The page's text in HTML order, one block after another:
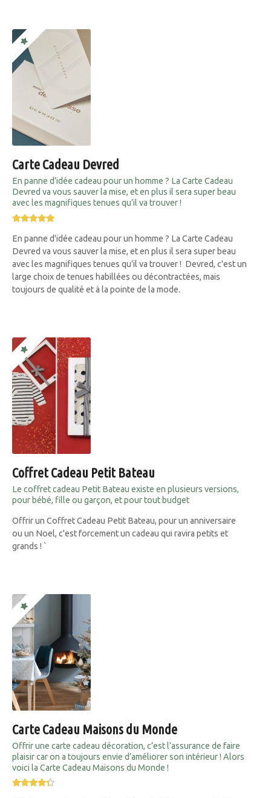
Carte Cadeau Devred
En panne d’idée cadeau pour un homme ? La Carte Cadeau
Devred va vous sauver la mise, et en plus il sera super beau
avec les magnifiques tenues qu’il va trouver !
En panne d'idée cadeau pour un homme ? La Carte Cadeau
Devred va vous sauver la mise, et en plus il sera super beau
avec les magnifiques tenues qu'il va trouver ! Devred, c'est un
large choix de tenues habillées ou décontractées, mais
toujours de qualité et à la pointe de la mode.
Coffret Cadeau Petit Bateau
Le coffret cadeau Petit Bateau existe en plusieurs versions,
pour bébé, fille ou garçon, et pour tout budget
Offrir un Coffret Cadeau Petit Bateau, pour un anniversaire
ou un Noel, c'est forcement un cadeau qui ravira petits et
grands ! `
Carte Cadeau Maisons du Monde
Offrir une carte cadeau décoration, c’est l’assurance de faire
plaisir car on a toujours envie d’améliorer son intérieur ! Alors
voici la Carte Cadeau Maisons du Monde !